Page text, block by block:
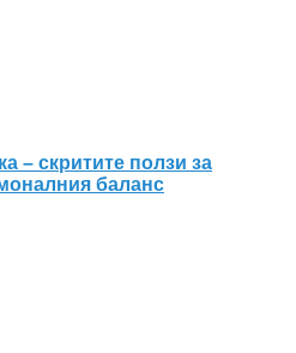
– скритите ползи за
баланс